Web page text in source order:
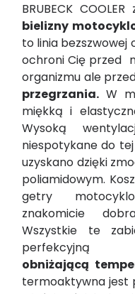
BRUBECK
bielizny
to linia
ochroni Cię przed
organizmu ale
przegrzania. W
miękką i
Wysoką
niespotykane do
uzyskano dzięki
poliamidowym.
getry
znakomicie
Wszystkie te
obniżającą
termoaktywna jest